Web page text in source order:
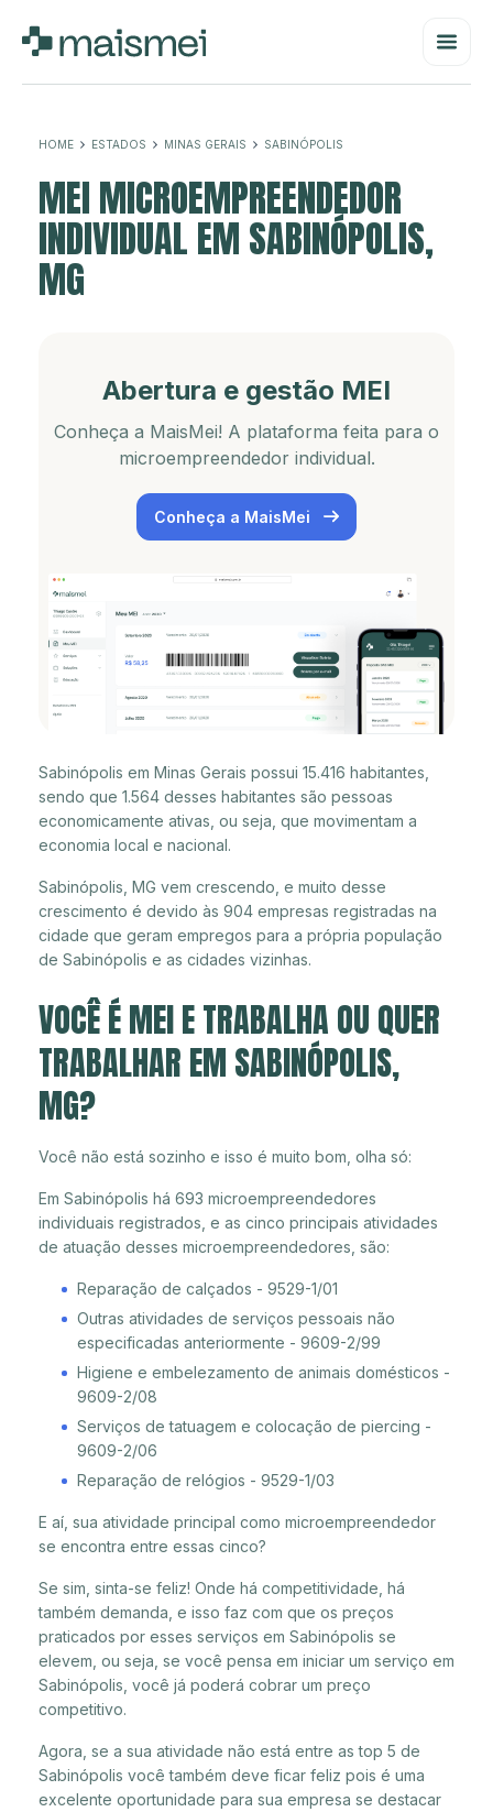
HOME ESTADOS MINAS GERAIS SABINÓPOLIS
MEI MICROEMPREENDEDOR
INDIVIDUAL EM SABINÓPOLIS,
MG
Abertura e gestão MEI
Conheça a MaisMei! A plataforma feita para o
microempreendedor individual.
Conheça a MaisMei
Sabinópolis em Minas Gerais possui 15.416 habitantes,
sendo que 1.564 desses habitantes são pessoas
economicamente ativas, ou seja, que movimentam a
economia local e nacional.
Sabinópolis, MG vem crescendo, e muito desse
crescimento é devido às 904 empresas registradas na
cidade que geram empregos para a própria população
de Sabinópolis e as cidades vizinhas.
VOCÊ É MEI E TRABALHA OU QUER
TRABALHAR EM SABINÓPOLIS,
MG?
Você não está sozinho e isso é muito bom, olha só:
Em Sabinópolis há 693 microempreendedores
individuais registrados, e as cinco principais atividades
de atuação desses microempreendedores, são:
Reparação de calçados - 9529-1/01
Outras atividades de serviços pessoais não
especificadas anteriormente - 9609-2/99
Higiene e embelezamento de animais domésticos -
9609-2/08
Serviços de tatuagem e colocação de piercing -
9609-2/06
Reparação de relógios - 9529-1/03
E aí, sua atividade principal como microempreendedor
se encontra entre essas cinco?
Se sim, sinta-se feliz! Onde há competitividade, há
também demanda, e isso faz com que os preços
praticados por esses serviços em Sabinópolis se
elevem, ou seja, se você pensa em iniciar um serviço em
Sabinópolis, você já poderá cobrar um preço
competitivo.
Agora, se a sua atividade não está entre as top 5 de
Sabinópolis você também deve ficar feliz pois é uma
excelente oportunidade para sua empresa se destacar